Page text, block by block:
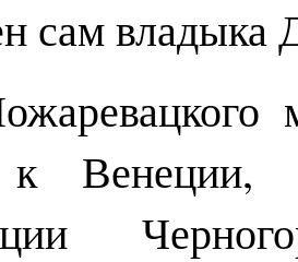
сам владыка
Венеции,